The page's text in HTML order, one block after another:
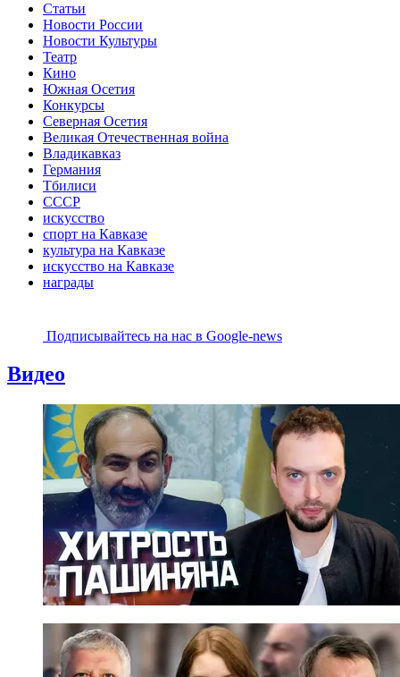
Статьи
Новости России
Новости Культуры
Театр
Кино
Южная Осетия
Конкурсы
Северная Осетия
Великая Отечественная война
Владикавказ
Германия
Тбилиси
СССР
искусство
спорт на Кавказе
культура на Кавказе
искусство на Кавказе
награды
Подписывайтесь на наc в Google-news
Видео